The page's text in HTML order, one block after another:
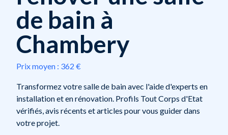
de bain à
Chambery
Prix moyen : 362 €
Transformez votre salle de bain avec l'aide d'experts en
installation et en rénovation. Profils Tout Corps d'Etat
vérifiés, avis récents et articles pour vous guider dans
votre projet.